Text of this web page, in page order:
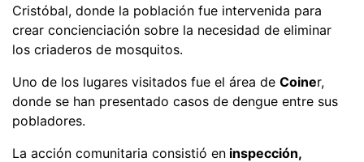
Cristóbal, donde la población fue intervenida para
crear concienciación sobre la necesidad de eliminar
los criaderos de mosquitos.
Uno de los lugares visitados fue el área de Coiner,
donde se han presentado casos de dengue entre sus
pobladores.
La acción comunitaria consistió en inspección,